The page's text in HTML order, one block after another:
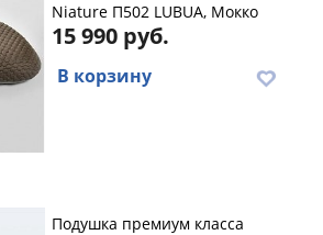
Niature П502 LUBUA, Мокко
15 990 руб.
В корзину
Подушка премиум класса